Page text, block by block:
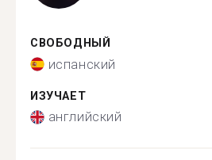
СВОБОДНЫЙ
испанский
ИЗУЧАЕТ
английский